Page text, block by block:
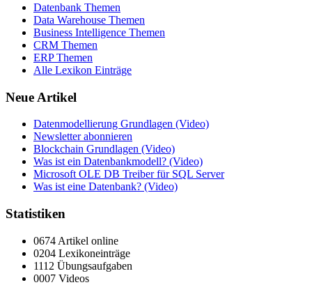
Datenbank Themen
Data Warehouse Themen
Business Intelligence Themen
CRM Themen
ERP Themen
Alle Lexikon Einträge
Neue Artikel
Datenmodellierung Grundlagen (Video)
Newsletter abonnieren
Blockchain Grundlagen (Video)
Was ist ein Datenbankmodell? (Video)
Microsoft OLE DB Treiber für SQL Server
Was ist eine Datenbank? (Video)
Statistiken
0674 Artikel online
0204 Lexikoneinträge
1112 Übungsaufgaben
0007 Videos